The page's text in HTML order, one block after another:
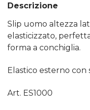
Descrizione
Slip uomo altezza
elasticizzato,
forma a conchiglia.
Elastico esterno con
Art. ES1000